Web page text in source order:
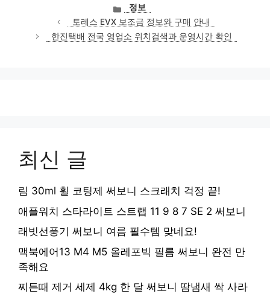
카
테
고
리
정보
토레스 EVX 보조금 정보와 구매 안내
한진택배 전국 영업소 위치검색과 운영시간 확인
최신 글
림 30ml 휠 코팅제 써보니 스크래치 걱정 끝!
애플워치 스타라이트 스트랩 11 9 8 7 SE 2 써보니
래빗선풍기 써보니 여름 필수템 맞네요!
맥북에어13 M4 M5 올레포빅 필름 써보니 완전 만
족해요
찌든때 제거 세제 4kg 한 달 써보니 땀냄새 싹 사라